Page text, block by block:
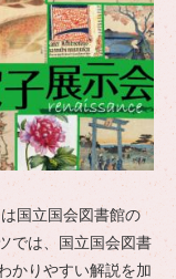
国立国会図書館の
では、国立国会図書
かりやすい解説を加